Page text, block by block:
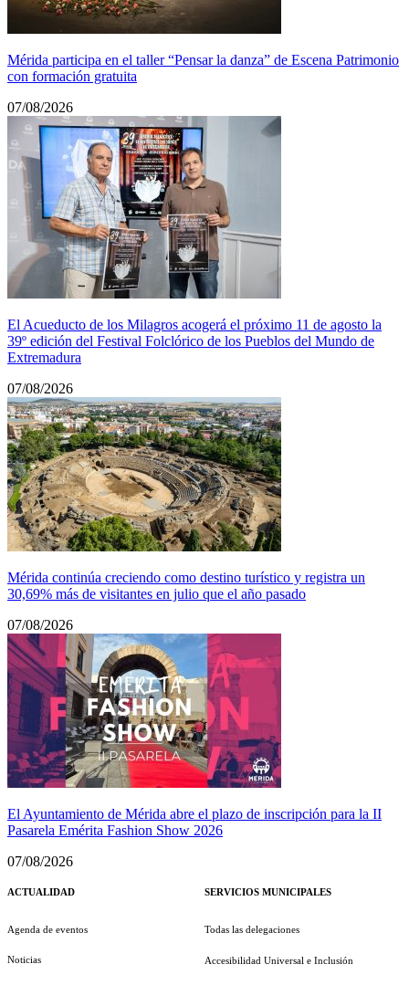
Mérida participa en el taller “Pensar la danza” de Escena Patrimonio
con formación gratuita
07/08/2026
El Acueducto de los Milagros acogerá el próximo 11 de agosto la
39º edición del Festival Folclórico de los Pueblos del Mundo de
Extremadura
07/08/2026
Mérida continúa creciendo como destino turístico y registra un
30,69% más de visitantes en julio que el año pasado
07/08/2026
El Ayuntamiento de Mérida abre el plazo de inscripción para la II
Pasarela Emérita Fashion Show 2026
07/08/2026
ACTUALIDAD
Agenda de eventos
Noticias
SERVICIOS MUNICIPALES
Todas las delegaciones
Accesibilidad Universal e Inclusión